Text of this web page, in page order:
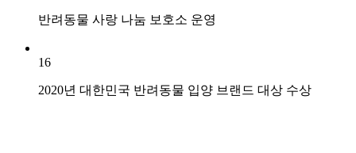
반려동물 사랑 나눔 보호소 운영
16
2020년 대한민국 반려동물 입양 브랜드 대상 수상